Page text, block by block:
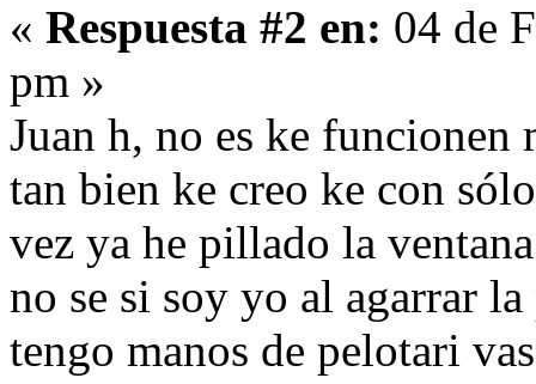
« Respuesta #2 en: 04 de
pm »
Juan h, no es ke
tan bien ke creo ke con
vez ya he pillado la
no se si soy yo al agarrar
tengo manos de pelotari